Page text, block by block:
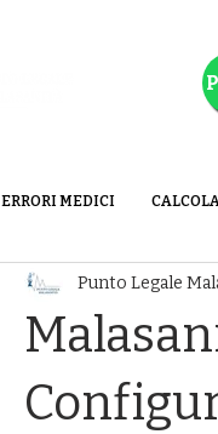
ERRORI MEDICI
Punto Legale